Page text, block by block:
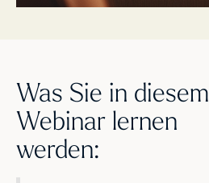
Was Sie in diesem
Webinar lernen
werden: